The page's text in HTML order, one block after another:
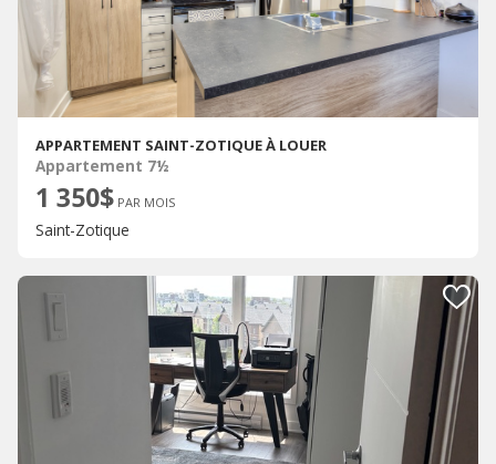
APPARTEMENT SAINT-ZOTIQUE À LOUER
Appartement 7½
1 350$ PAR MOIS
Saint-Zotique